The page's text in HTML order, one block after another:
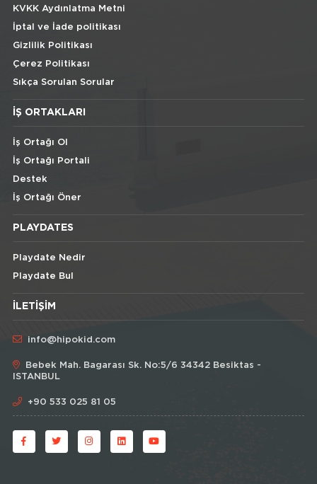
KVKK Aydınlatma Metni
İptal ve İade politikası
Gizlilik Politikası
Çerez Politikası
Sıkça Sorulan Sorular
İŞ ORTAKLARI
İş Ortağı Ol
İş Ortağı Portali
Destek
İş Ortağı Öner
PLAYDATES
Playdate Nedir
Playdate Bul
İLETIŞIM
info@hipokid.com
Bebek Mah. Bagarası Sk. No:5/6 34342 Besiktas -
ISTANBUL
+90 533 025 81 05